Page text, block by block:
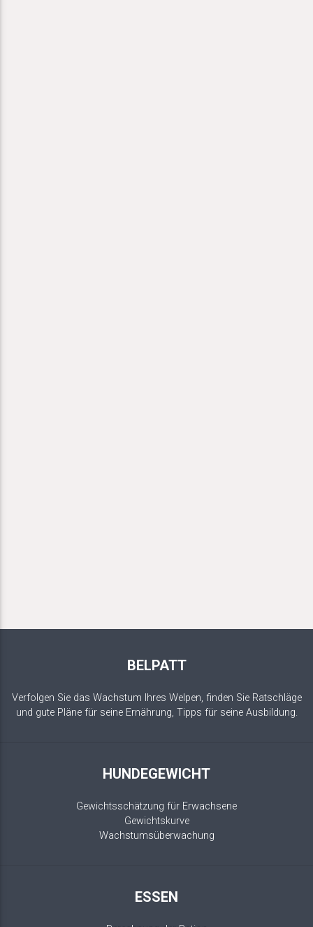
BELPATT
Verfolgen Sie das Wachstum Ihres Welpen, finden Sie Ratschläge
und gute Pläne für seine Ernährung, Tipps für seine Ausbildung.
HUNDEGEWICHT
Gewichtsschätzung für Erwachsene
Gewichtskurve
Wachstumsüberwachung
ESSEN